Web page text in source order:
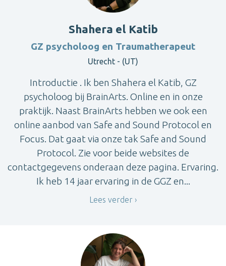
Shahera el Katib
GZ psycholoog en Traumatherapeut
Utrecht - (UT)
Introductie . Ik ben Shahera el Katib, GZ
psycholoog bij BrainArts. Online en in onze
praktijk. Naast BrainArts hebben we ook een
online aanbod van Safe and Sound Protocol en
Focus. Dat gaat via onze tak Safe and Sound
Protocol. Zie voor beide websites de
contactgegevens onderaan deze pagina. Ervaring.
Ik heb 14 jaar ervaring in de GGZ en...
Lees verder